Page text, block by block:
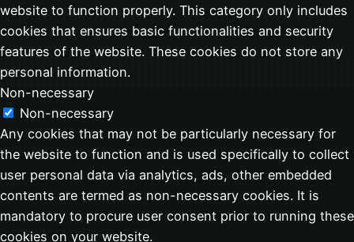
website to function properly. This category only includes
cookies that ensures basic functionalities and security
features of the website. These cookies do not store any
personal information.
Non-necessary
Non-necessary
Any cookies that may not be particularly necessary for
the website to function and is used specifically to collect
user personal data via analytics, ads, other embedded
contents are termed as non-necessary cookies. It is
mandatory to procure user consent prior to running these
cookies on your website.